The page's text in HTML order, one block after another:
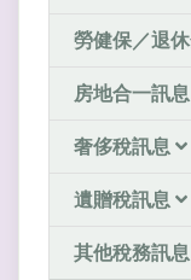
勞健保／退
房地合一訊息
奢侈稅訊息
遺贈稅訊息
其他稅務訊息